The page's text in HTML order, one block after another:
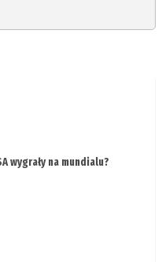
wygrały na mundialu?